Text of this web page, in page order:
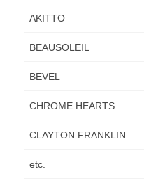
AKITTO
BEAUSOLEIL
BEVEL
CHROME HEARTS
CLAYTON FRANKLIN
etc.